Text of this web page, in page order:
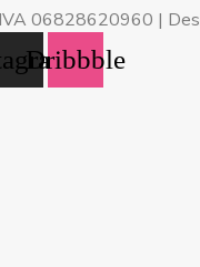
06828620960 |
Dribbble